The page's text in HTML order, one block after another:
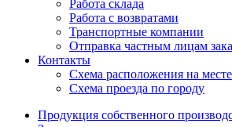
Работа склада
Работа с возвратами
Транспортные компании
Отправка частным лицам
Контакты
Схема расположения на месте
Схема проезда по городу
Продукция собственного